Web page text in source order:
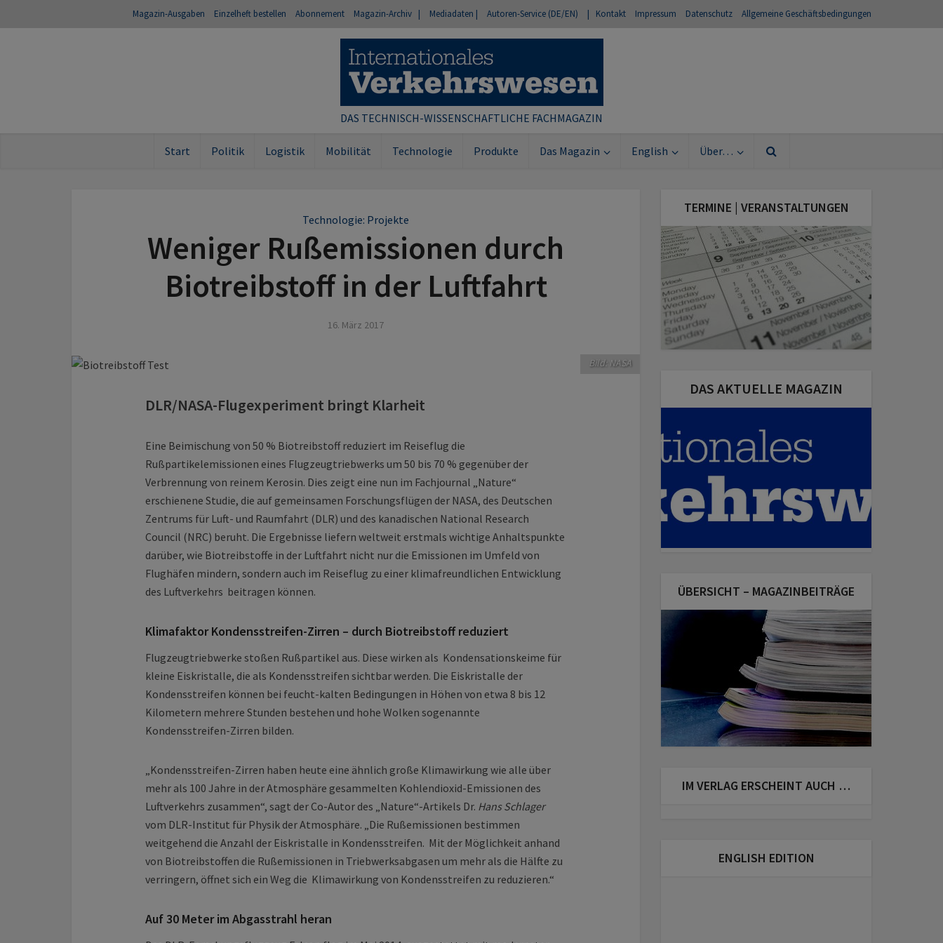
Magazin-Ausgaben Einzelheft bestellen Abonnement Magazin-Archiv | Mediadaten | Autoren-Service (DE/EN) | Kontakt Impressum Datenschutz Allgemeine Geschäftsbedingungen
DAS TECHNISCH-WISSENSCHAFTLICHE FACHMAGAZIN
Start Politik Logistik Mobilität Technologie Produkte Das Magazin English Über…
Technologie: Projekte
Weniger Rußemissionen durch
Biotreibstoff in der Luftfahrt
16. März 2017
Bild: NASA
DLR/NASA-Flugexperiment bringt Klarheit
Eine Beimischung von 50 % Biotreibstoff reduziert im Reiseflug die
Rußpartikelemissionen eines Flugzeugtriebwerks um 50 bis 70 % gegenüber der
Verbrennung von reinem Kerosin. Dies zeigt eine nun im Fachjournal „Nature“
erschienene Studie, die auf gemeinsamen Forschungsflügen der NASA, des Deutschen
Zentrums für Luft- und Raumfahrt (DLR) und des kanadischen National Research
Council (NRC) beruht. Die Ergebnisse liefern weltweit erstmals wichtige Anhaltspunkte
darüber, wie Biotreibstoffe in der Luftfahrt nicht nur die Emissionen im Umfeld von
Flughäfen mindern, sondern auch im Reiseflug zu einer klimafreundlichen Entwicklung
des Luftverkehrs beitragen können.
Klimafaktor Kondensstreifen-Zirren – durch Biotreibstoff reduziert
Flugzeugtriebwerke stoßen Rußpartikel aus. Diese wirken als Kondensationskeime für
kleine Eiskristalle, die als Kondensstreifen sichtbar werden. Die Eiskristalle der
Kondensstreifen können bei feucht-kalten Bedingungen in Höhen von etwa 8 bis 12
Kilometern mehrere Stunden bestehen und hohe Wolken sogenannte
Kondensstreifen-Zirren bilden.
„Kondensstreifen-Zirren haben heute eine ähnlich große Klimawirkung wie alle über
mehr als 100 Jahre in der Atmosphäre gesammelten Kohlendioxid-Emissionen des
Luftverkehrs zusammen“, sagt der Co-Autor des „Nature“-Artikels Dr. Hans Schlager
vom DLR-Institut für Physik der Atmosphäre. „Die Rußemissionen bestimmen
weitgehend die Anzahl der Eiskristalle in Kondensstreifen. Mit der Möglichkeit anhand
von Biotreibstoffen die Rußemissionen in Triebwerksabgasen um mehr als die Hälfte zu
verringern, öffnet sich ein Weg die Klimawirkung von Kondensstreifen zu reduzieren.“
Auf 30 Meter im Abgasstrahl heran
TERMINE | VERANSTALTUNGEN
DAS AKTUELLE MAGAZIN
ÜBERSICHT – MAGAZINBEITRÄGE
IM VERLAG ERSCHEINT AUCH …
ENGLISH EDITION